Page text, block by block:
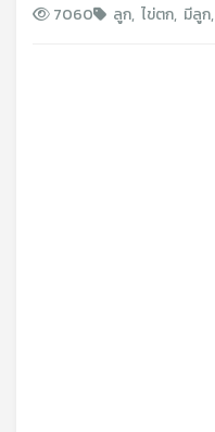
7060 ลูก, ไข่ตก, มีลูก,